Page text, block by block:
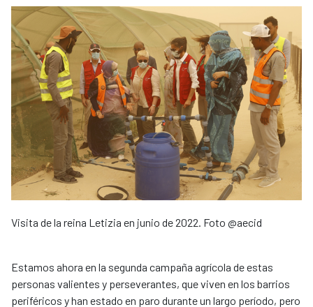
Visita de la reina Letizia en junio de 2022. Foto @aecid
Estamos ahora en la segunda campaña agrícola de estas
personas valientes y perseverantes, que viven en los barrios
periféricos y han estado en paro durante un largo período, pero